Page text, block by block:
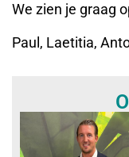
We zien je graag
Paul, Laetitia,